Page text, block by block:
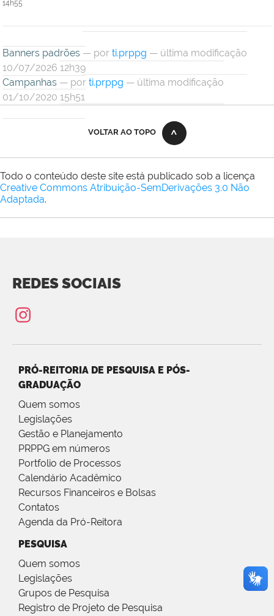
14h55
Banners padrões — por ti.prppg — última modificação
10/07/2026 12h39
Campanhas — por ti.prppg — última modificação
01/10/2020 15h51
VOLTAR AO TOPO
Todo o conteúdo deste site está publicado sob a licença
Creative Commons Atribuição-SemDerivações 3.0 Não
Adaptada.
REDES SOCIAIS
PRÓ-REITORIA DE PESQUISA E PÓS-
GRADUAÇÃO
Quem somos
Legislações
Gestão e Planejamento
PRPPG em números
Portfolio de Processos
Calendário Acadêmico
Recursos Financeiros e Bolsas
Contatos
Agenda da Pró-Reitora
PESQUISA
Quem somos
Legislações
Grupos de Pesquisa
Registro de Projeto de Pesquisa